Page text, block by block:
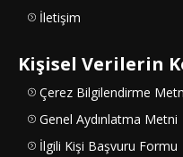
İletişim
Kişisel Verilerin
Çerez Bilgilendirme
Genel Aydınlatma Metni
İlgili Kişi Başvuru Formu